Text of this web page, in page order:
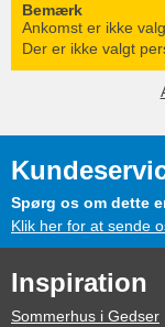
Bemærk
Ankomst er ikke
Der er ikke valgt
Spørg os om dette
Klik her for at sende
Inspiration
Sommerhus i Gedser